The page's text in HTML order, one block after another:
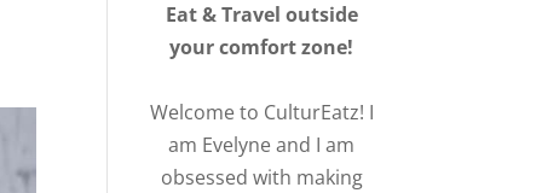
Eat & Travel outside
your comfort zone!
Welcome to CulturEatz! I
am Evelyne and I am
obsessed with making